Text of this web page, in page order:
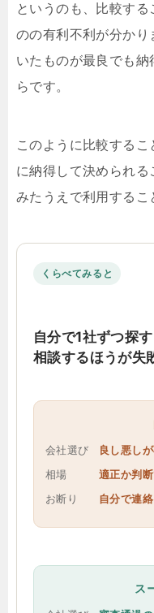
というのも、比較す
のの有利不利が分かり
いたものが最良でも
らです。
このように比較する
に納得して決められ
みたうえで利用するこ
くらべてみると
自分で1社ずつ探す
相談するほうが失
会社選び
良し悪し
相場
適正か判
お断り
自分で連絡
ス